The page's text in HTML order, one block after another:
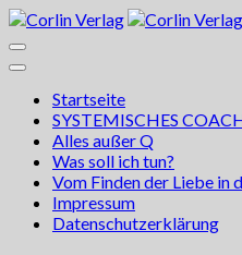
Startseite
SYSTEMISCHES
Alles außer Q
Was soll ich tun?
Vom Finden der Liebe in
Impressum
Datenschutzerklärung